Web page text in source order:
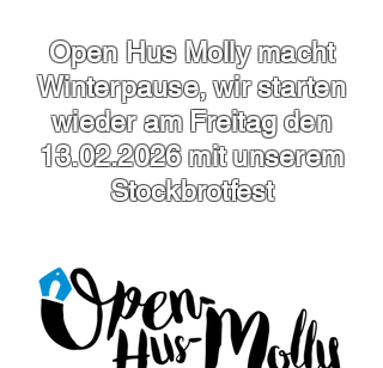
Open Hus Molly macht
Winterpause, wir starten
wieder am Freitag den
13.02.2026mit unserem
Stockbrotfest